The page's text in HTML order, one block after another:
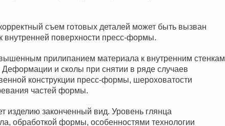
съем готовых деталей может быть вызван
поверхности пресс-формы.
прилипанием материала к внутренним стенкам
Деформации и сколы при снятии в ряде случаев
конструкции пресс-формы, шероховатости
частей формы.
изделию законченный вид. Уровень глянца
обработкой формы, особенностями технологии